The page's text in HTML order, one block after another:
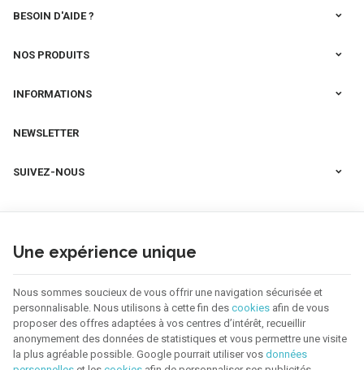
BESOIN D'AIDE ?
NOS PRODUITS
INFORMATIONS
NEWSLETTER
SUIVEZ-NOUS
Une expérience unique
Nous sommes soucieux de vous offrir une navigation sécurisée et
personnalisable. Nous utilisons à cette fin des cookies afin de vous
proposer des offres adaptées à vos centres d’intérêt, recueillir
anonymement des données de statistiques et vous permettre une visite
la plus agréable possible. Google pourrait utiliser vos données